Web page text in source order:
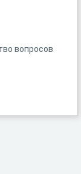
вопросов